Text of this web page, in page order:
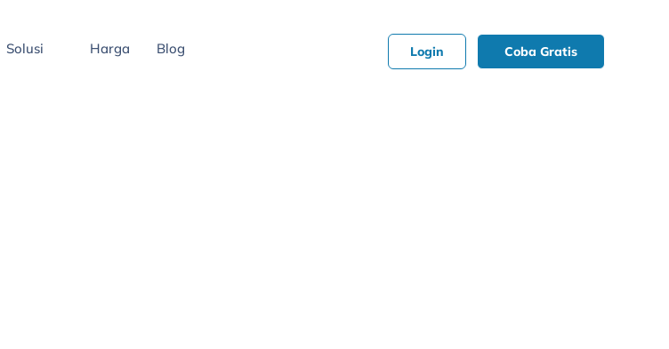
Solusi Harga Blog Login Coba Gratis